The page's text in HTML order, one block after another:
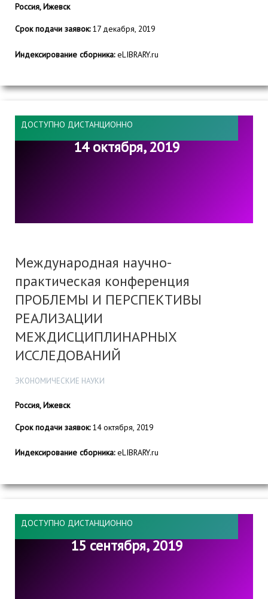
Россия, Ижевск
Срок подачи заявок:17 декабря, 2019
Индексирование сборника:eLIBRARY.ru
ДОСТУПНО ДИСТАНЦИОННО
14 октября, 2019
Международная научно-
практическая конференция
ПРОБЛЕМЫ И ПЕРСПЕКТИВЫ
РЕАЛИЗАЦИИ
МЕЖДИСЦИПЛИНАРНЫХ
ИССЛЕДОВАНИЙ
ЭКОНОМИЧЕСКИЕ НАУКИ
Россия, Ижевск
Срок подачи заявок:14 октября, 2019
Индексирование сборника:eLIBRARY.ru
ДОСТУПНО ДИСТАНЦИОННО
15 сентября, 2019